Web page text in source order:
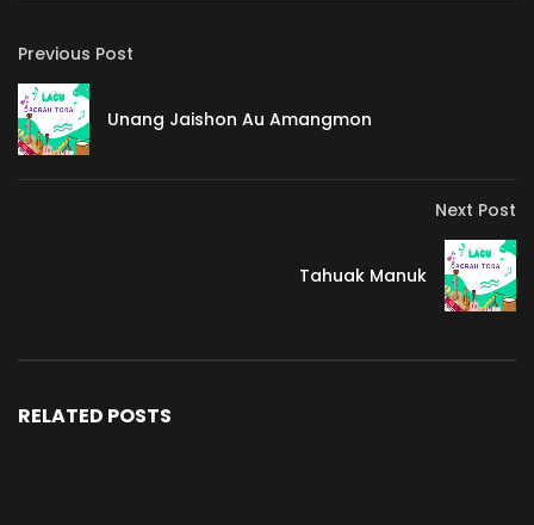
Previous Post
Unang Jaishon Au Amangmon
Next Post
Tahuak Manuk
RELATED POSTS